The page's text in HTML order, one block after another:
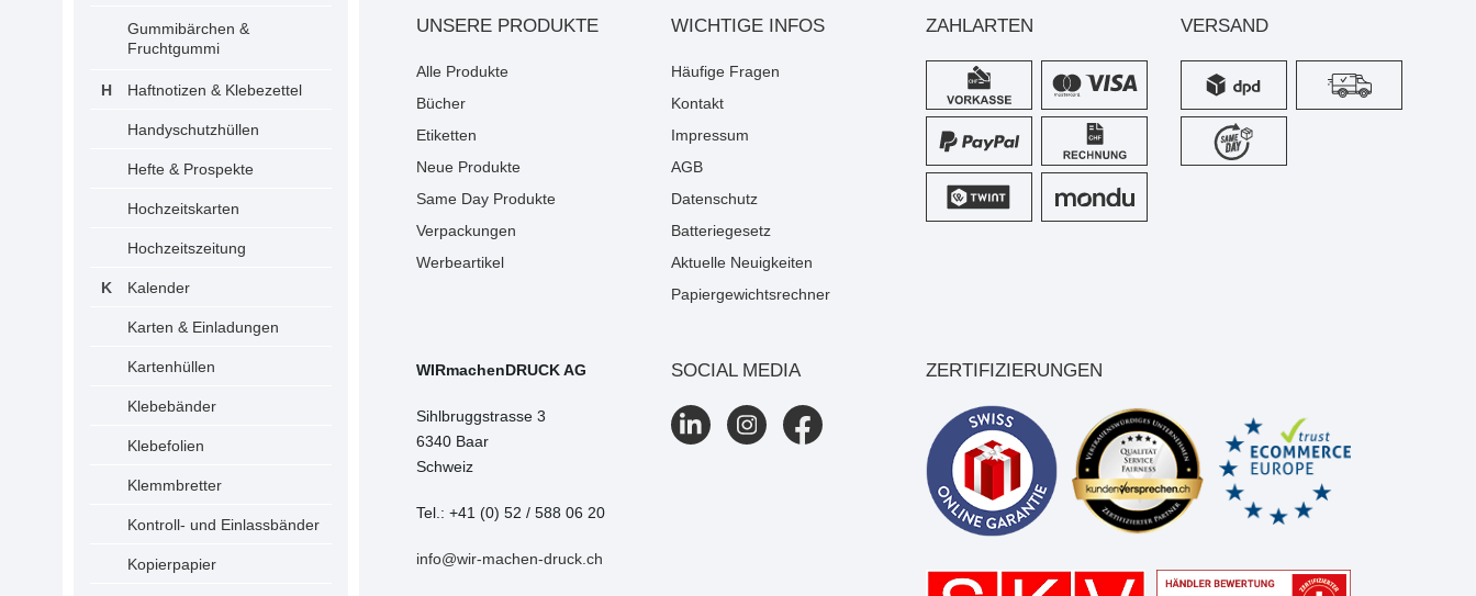
Gummibärchen &
Fruchtgummi
Haftnotizen & Klebezettel
Handyschutzhüllen
Hefte & Prospekte
Hochzeitskarten
Hochzeitszeitung
Kalender
Karten & Einladungen
Kartenhüllen
Klebebänder
Klebefolien
Klemmbretter
Kontroll- und Einlassbänder
Kopierpapier
UNSERE PRODUKTE
Alle Produkte
Bücher
Etiketten
Neue Produkte
Same Day Produkte
Verpackungen
Werbeartikel
WICHTIGE INFOS
Häufige Fragen
Kontakt
Impressum
AGB
Datenschutz
Batteriegesetz
Aktuelle Neuigkeiten
Papiergewichtsrechner
ZAHLARTEN VERSAND
WIRmachenDRUCK AG
Sihlbruggstrasse 3
6340 Baar
Schweiz
Tel.: +41 (0) 52 / 588 06 20
info@wir-machen-druck.ch
SOCIAL MEDIA ZERTIFIZIERUNGEN